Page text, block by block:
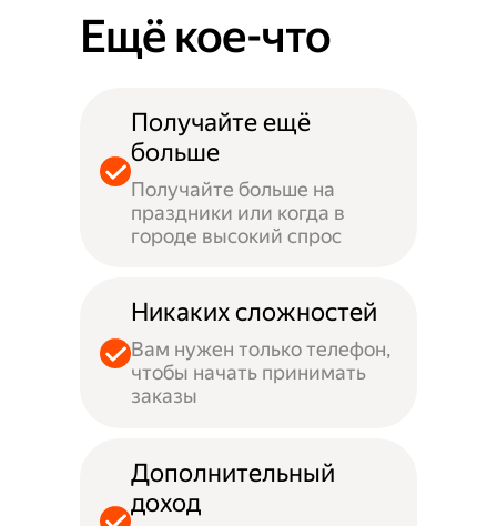
Ещё кое-что
Получайте ещё
больше
Получайте больше на
праздники или когда в
городе высокий спрос
Никаких сложностей
Вам нужен только телефон,
чтобы начать принимать
заказы
Дополнительный
доход